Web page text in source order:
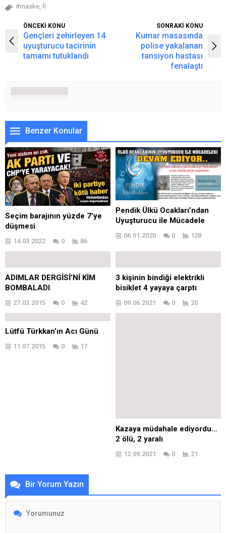
#maske, İl
ÖNCEKİ KONU
Gençleri zehirleyen 14
uyuşturucu tacirinin
tamamı tutuklandı
SONRAKİ KONU
Kumar masasında
polise yakalanan
tansiyon hastası
fenalaştı
Benzer Konular
Seçim barajının yüzde 7’ye
düşmesi
14.03.2022 0 86
Pendik Ülkü Ocakları’ndan
Uyuşturucu ile Mücadele
06.01.2020 0 128
ADIMLAR DERGİSİ’Nİ KİM
BOMBALADI
27.03.2015 0 42
3 kişinin bindiği elektrikli
bisiklet 4 yayaya çarptı
09.06.2021 0 20
Lütfü Türkkan’ın Acı Günü
11.07.2015 0 17
Kazaya müdahale ediyordu…
2 ölü, 2 yaralı
12.09.2021 0 21
Bir Yorum Yazın